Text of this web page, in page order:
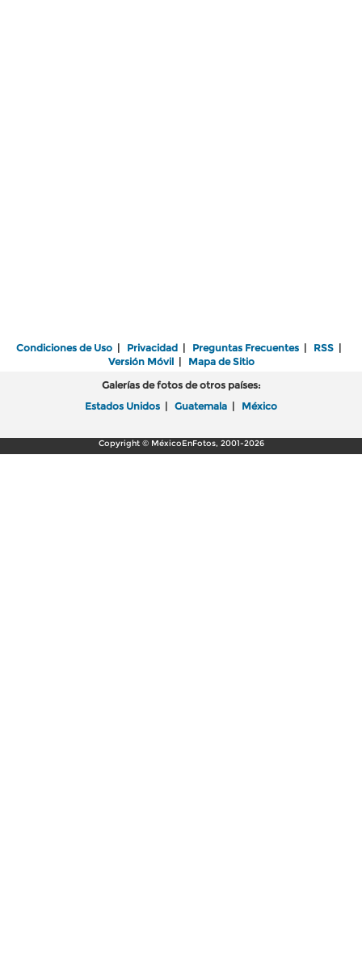
Condiciones de Uso | Privacidad | Preguntas Frecuentes | RSS |
Versión Móvil| Mapa de Sitio
Galerías de fotos de otros países:
Estados Unidos | Guatemala | México
Copyright © MéxicoEnFotos, 2001-2026